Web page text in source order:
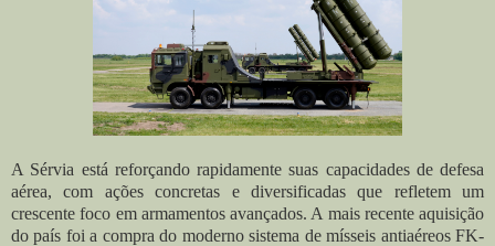
A Sérvia está reforçando rapidamente suas capacidades de defesa
aérea, com ações concretas e diversificadas que refletem um
crescente foco em armamentos avançados. A mais recente aquisição
do país foi a compra do moderno sistema de mísseis antiaéreos FK-